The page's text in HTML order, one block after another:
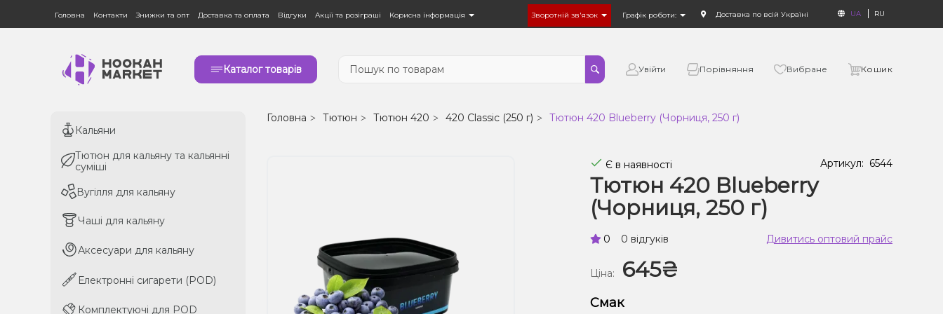
Головна Контакти Знижки та опт Доставка та оплата Відгуки Акції та розіграші Корисна інформація Зворотній зв'язок Графік роботи: Доставка по всій Україні UA RU
Каталог товарів Увійти Порівняння Вибране Кошик
Кальяни
Тютюн для кальяну та кальянні
суміші
Вугілля для кальяну
Чаші для кальяну
Аксесуари для кальяну
Електронні сигарети (POD)
Комплектуючі для POD
Кальяни
Тютюн для кальяну та кальянні
суміші
Вугілля для кальяну
Чаші для кальяну
Аксесуари для кальяну
Електронні сигарети (POD)
Комплектуючі для POD
Головна Тютюн Тютюн 420 420 Classic (250 г) Тютюн 420 Blueberry (Чорниця, 250 г)
Є в наявності Артикул: 6544
Тютюн 420 Blueberry
(Чорниця, 250 г)
0 0 відгуків Дивитись оптовий прайс
Ціна: 645₴
Смак